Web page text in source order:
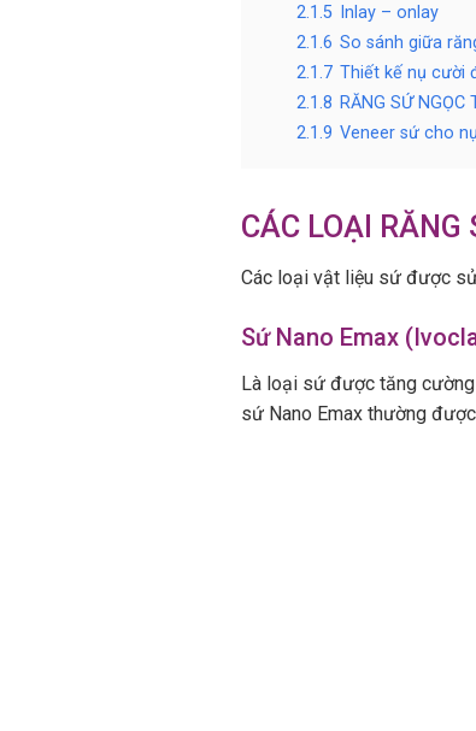
2.1.5
Inlay – onlay
2.1.6 So sánh giữa
2.1.7 Thiết kế nụ cười
2.1.8 RĂNG SỨ NGỌC
2.1.9 Veneer sứ cho
CÁC LOẠI RĂNG
Các loại vật liệu sứ được
Sứ Nano Emax
Là loại sứ được tăng cường
sứ Nano Emax thường